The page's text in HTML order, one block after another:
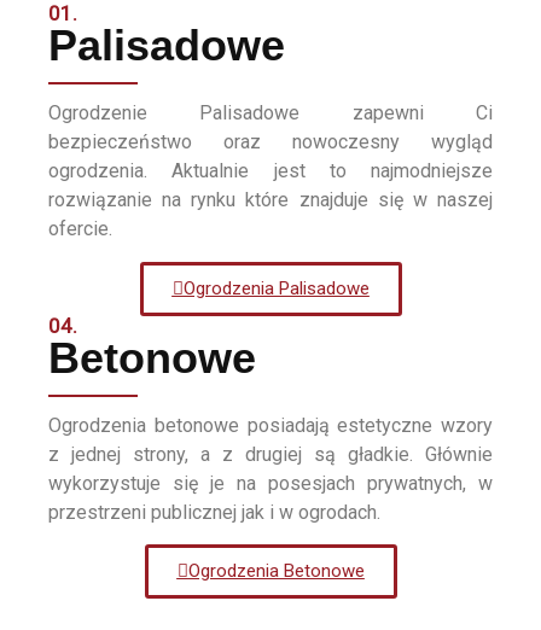
01.
Palisadowe
Ogrodzenie Palisadowe zapewni Ci
bezpieczeństwo oraz nowoczesny wygląd
ogrodzenia. Aktualnie jest to najmodniejsze
rozwiązanie na rynku które znajduje się w naszej
ofercie.
Ogrodzenia Palisadowe
04.
Betonowe
Ogrodzenia betonowe posiadają estetyczne wzory
z jednej strony, a z drugiej są gładkie. Głównie
wykorzystuje się je na posesjach prywatnych, w
przestrzeni publicznej jak i w ogrodach.
Ogrodzenia Betonowe